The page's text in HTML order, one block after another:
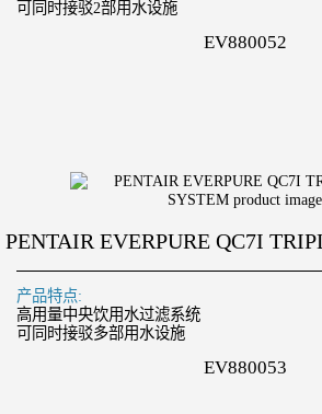
可同时接驳2部用水设施
EV880052
PENTAIR EVERPURE QC7I
产品特点:
高用量中央饮用水过滤系统
可同时接驳多部用水设施
EV880053